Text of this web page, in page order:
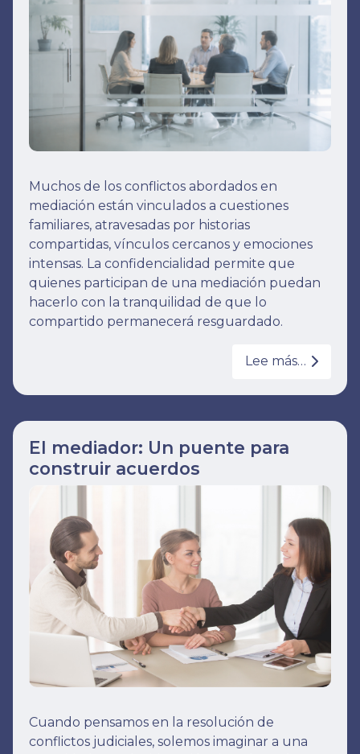
Muchos de los conflictos abordados en
mediación están vinculados a cuestiones
familiares, atravesadas por historias
compartidas, vínculos cercanos y emociones
intensas. La confidencialidad permite que
quienes participan de una mediación puedan
hacerlo con la tranquilidad de que lo
compartido permanecerá resguardado.
Lee más…
El mediador: Un puente para
construir acuerdos
Cuando pensamos en la resolución de
conflictos judiciales, solemos imaginar a una